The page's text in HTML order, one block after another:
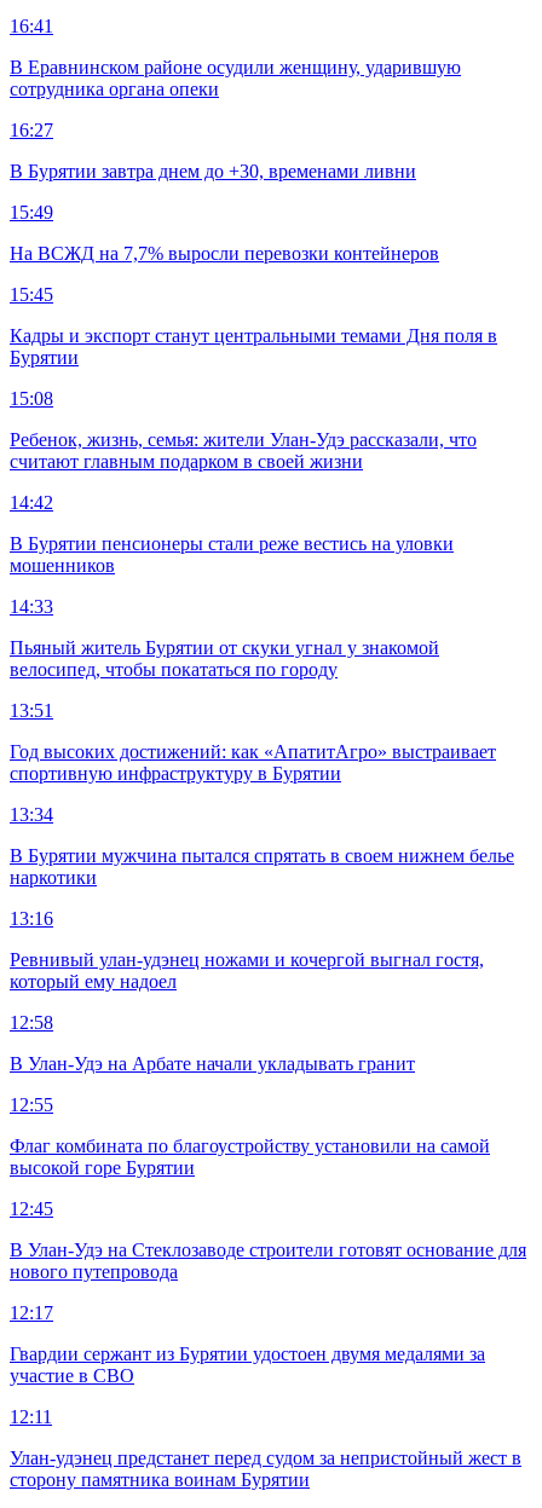
16:41
В Еравнинском районе осудили женщину, ударившую
сотрудника органа опеки
16:27
В Бурятии завтра днем до +30, временами ливни
15:49
На ВСЖД на 7,7% выросли перевозки контейнеров
15:45
Кадры и экспорт станут центральными темами Дня поля в
Бурятии
15:08
Ребенок, жизнь, семья: жители Улан-Удэ рассказали, что
считают главным подарком в своей жизни
14:42
В Бурятии пенсионеры стали реже вестись на уловки
мошенников
14:33
Пьяный житель Бурятии от скуки угнал у знакомой
велосипед, чтобы покататься по городу
13:51
Год высоких достижений: как «АпатитАгро» выстраивает
спортивную инфраструктуру в Бурятии
13:34
В Бурятии мужчина пытался спрятать в своем нижнем белье
наркотики
13:16
Ревнивый улан-удэнец ножами и кочергой выгнал гостя,
который ему надоел
12:58
В Улан-Удэ на Арбате начали укладывать гранит
12:55
Флаг комбината по благоустройству установили на самой
высокой горе Бурятии
12:45
В Улан-Удэ на Стеклозаводе строители готовят основание для
нового путепровода
12:17
Гвардии сержант из Бурятии удостоен двумя медалями за
участие в СВО
12:11
Улан-удэнец предстанет перед судом за непристойный жест в
сторону памятника воинам Бурятии